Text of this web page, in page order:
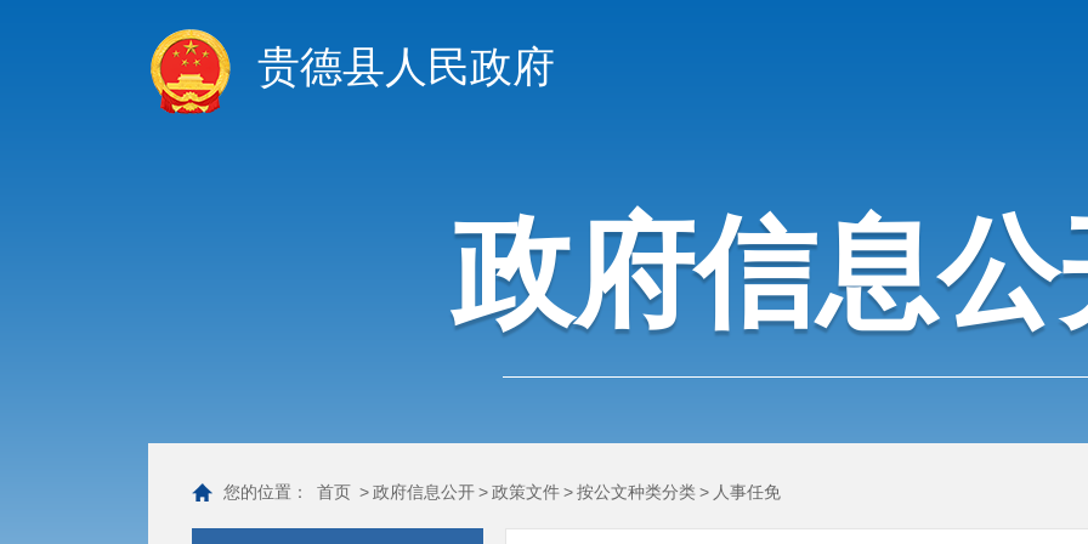
贵德县人民政府
政府信息公
您的位置： 首页 >政府信息公开>政策文件>按公文种类分类> 人事任免